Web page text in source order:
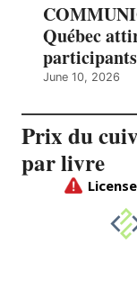
Québec
June 10, 2026
Prix du
par livre